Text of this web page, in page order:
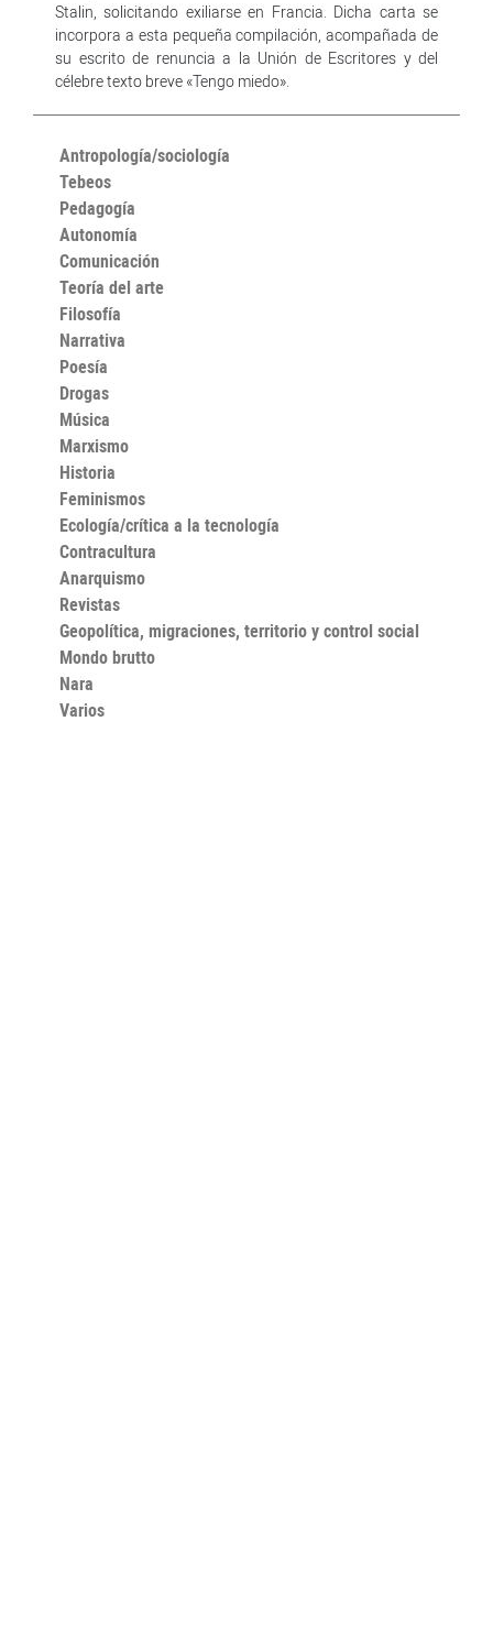
Stalin, solicitando exiliarse en Francia. Dicha carta se
incorpora a esta pequeña compilación, acompañada de
su escrito de renuncia a la Unión de Escritores y del
célebre texto breve «Tengo miedo».
Antropología/sociología
Tebeos
Pedagogía
Autonomía
Comunicación
Teoría del arte
Filosofía
Narrativa
Poesía
Drogas
Música
Marxismo
Historia
Feminismos
Ecología/crítica a la tecnología
Contracultura
Anarquismo
Revistas
Geopolítica, migraciones, territorio y control social
Mondo brutto
Nara
Varios